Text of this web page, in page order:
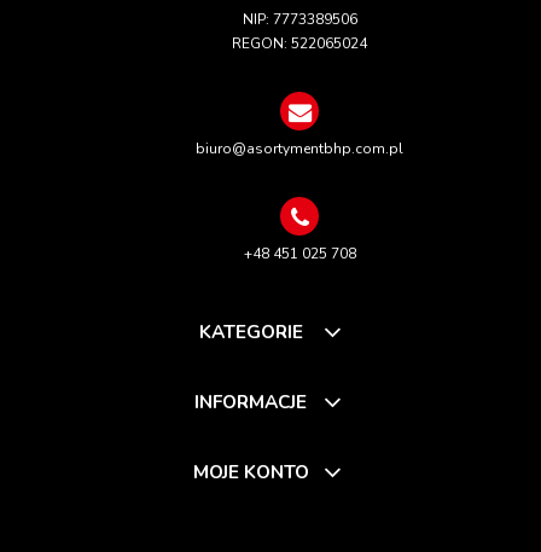
NIP: 7773389506
REGON: 522065024
biuro@asortymentbhp.com.pl
+48 451 025 708
KATEGORIE
INFORMACJE
MOJE KONTO